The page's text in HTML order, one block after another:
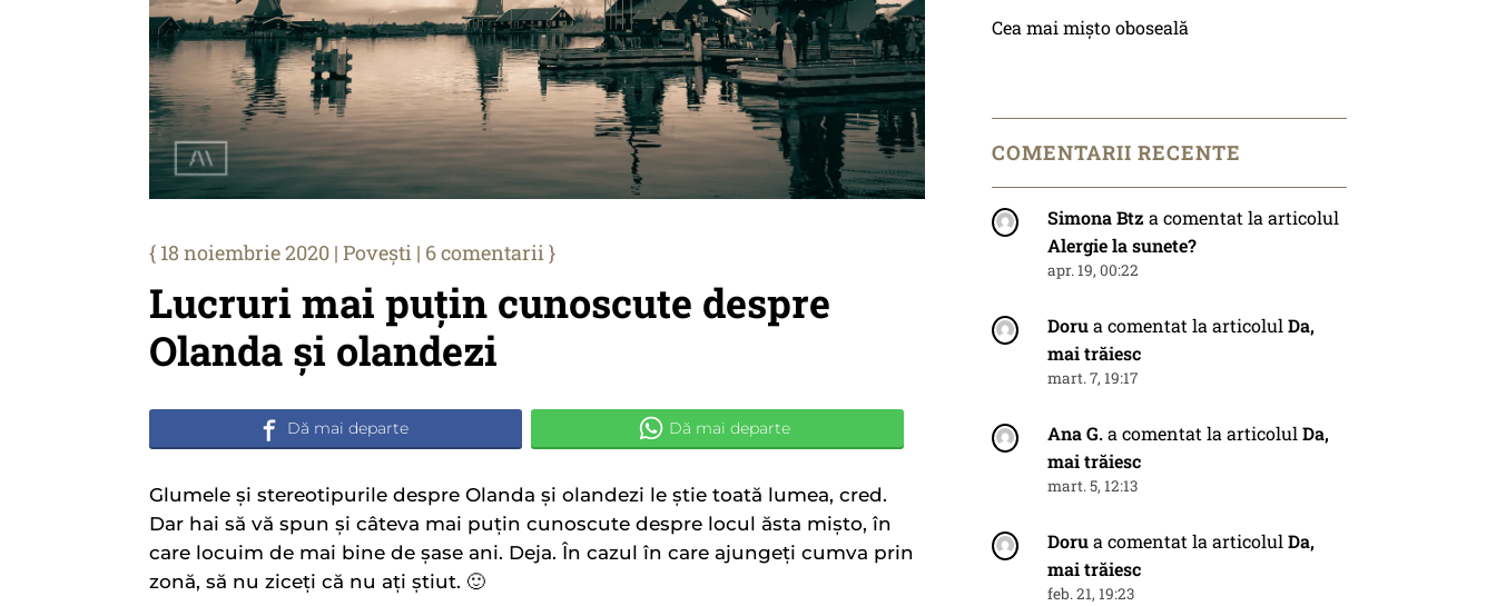
Lucruri mai puțin cunoscute despre
Olanda și olandezi
18 noiembrie 2020 |Povești | 6 comentarii
Glumele și stereotipurile despre Olanda și olandezi le știe toată lumea, cred.
Dar hai să vă spun și câteva mai puțin cunoscute despre locul ăsta mișto, în
care locuim de mai bine de șase ani. Deja. În cazul în care ajungeți cumva prin
zonă, să nu ziceți că nu ați știut. 🙂
Cea mai mișto oboseală
COMENTARII RECENTE
Simona Btz a comentat la articolul
Alergie la sunete?
apr. 19, 00:22
Dorua comentat la articolulDa,
mai trăiesc
mart. 7, 19:17
Ana G.a comentat la articolulDa,
mai trăiesc
mart. 5, 12:13
Dorua comentat la articolulDa,
mai trăiesc
feb. 21, 19:23